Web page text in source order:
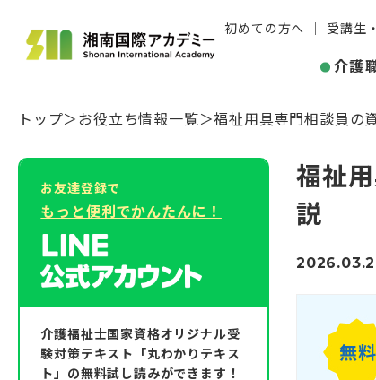
初めての方へ 受講生
介護
トップ お役立ち情報一覧 福祉用具専門相談員の
お友達登録で
もっと便利でかんたんに！
介護福祉士国家資格オリジナル受
験対策テキスト「丸わかりテキス
ト」の無料試し読みができます！
福祉
説